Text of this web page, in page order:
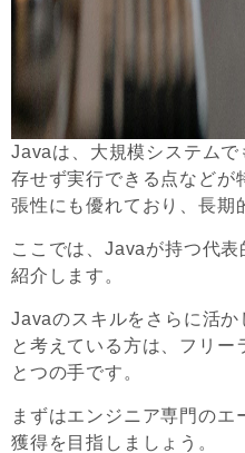
Javaは、大規模システム
存せず実行できる点などが
張性にも優れており、長期
ここでは、Javaが持つ代
紹介します。
Javaのスキルをさらに活
と考えている方は、フリー
とつの手です。
まずはエンジニア専門の
獲得を目指しましょう。